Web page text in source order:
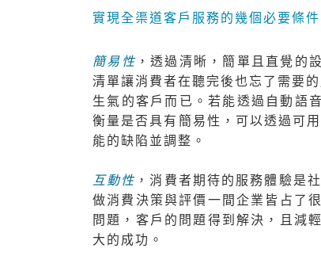
實現全渠道客戶服務的幾個必要條件
簡易性，透過清晰，簡單且直覺的
清單讓消費者在聽完後也忘了需要
生氣的客戶而已。若能透過自動語
衡量是否具有簡易性，可以透過可
能的缺陷並調整。
互動性 ，消費者期待的服務體驗是
做消費決策與評價一間企業皆占了
問題，客戶的問題得到解決，且減
大的成功。